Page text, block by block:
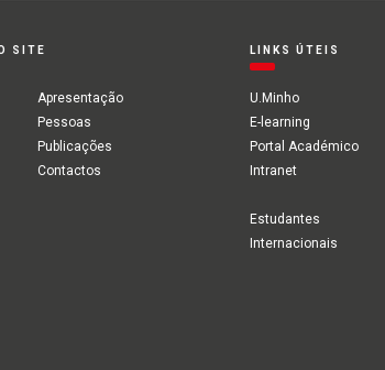
SITE
Apresentação
Pessoas
Publicações
Contactos
LINKS ÚTEIS
U.Minho
E-learning
Portal Académico
Intranet
Estudantes
Internacionais